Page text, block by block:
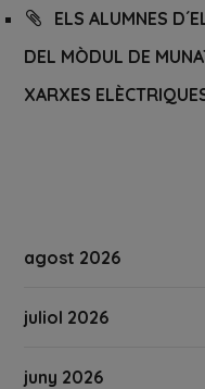
ELS ALUMNES
DEL MÒDUL DE
XARXES
agost 2026
juliol 2026
juny 2026